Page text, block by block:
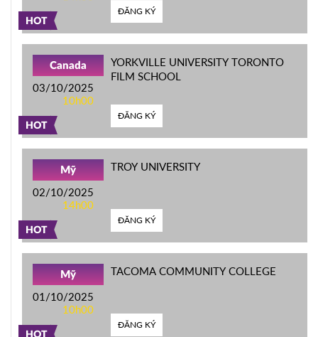
HOT
ĐĂNG KÝ
HOT
Canada
03/10/2025
10h00
YORKVILLE UNIVERSITY TORONTO
FILM SCHOOL
ĐĂNG KÝ
HOT
Mỹ
02/10/2025
14h00
TROY UNIVERSITY
ĐĂNG KÝ
Mỹ
01/10/2025
10h00
TACOMA COMMUNITY COLLEGE
ĐĂNG KÝ